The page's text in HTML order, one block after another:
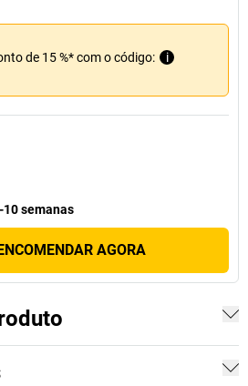
de 15 %* com o código:
i
10 semanas
AGORA